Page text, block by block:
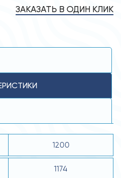
ЗАКАЗАТЬ В ОДИН КЛИК
1200
1174